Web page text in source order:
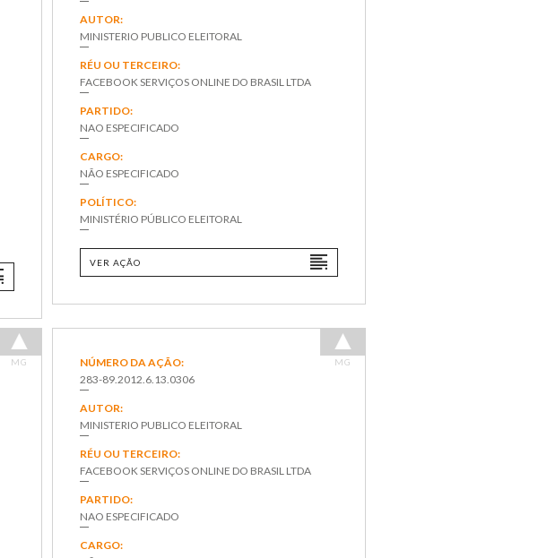
AUTOR:
MINISTERIO PUBLICO ELEITORAL
RÉU OU TERCEIRO:
FACEBOOK SERVIÇOS ONLINE DO BRASIL LTDA
PARTIDO:
NAO ESPECIFICADO
CARGO:
NÃO ESPECIFICADO
POLÍTICO:
MINISTÉRIO PÚBLICO ELEITORAL
VER AÇÃO
MG MG
NÚMERO DA AÇÃO:
283-89.2012.6.13.0306
AUTOR:
MINISTERIO PUBLICO ELEITORAL
RÉU OU TERCEIRO:
FACEBOOK SERVIÇOS ONLINE DO BRASIL LTDA
PARTIDO:
NAO ESPECIFICADO
CARGO: